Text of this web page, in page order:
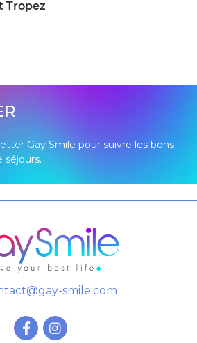
Tropez
Gay Smile pour suivre les bons
séjours.
smile.com